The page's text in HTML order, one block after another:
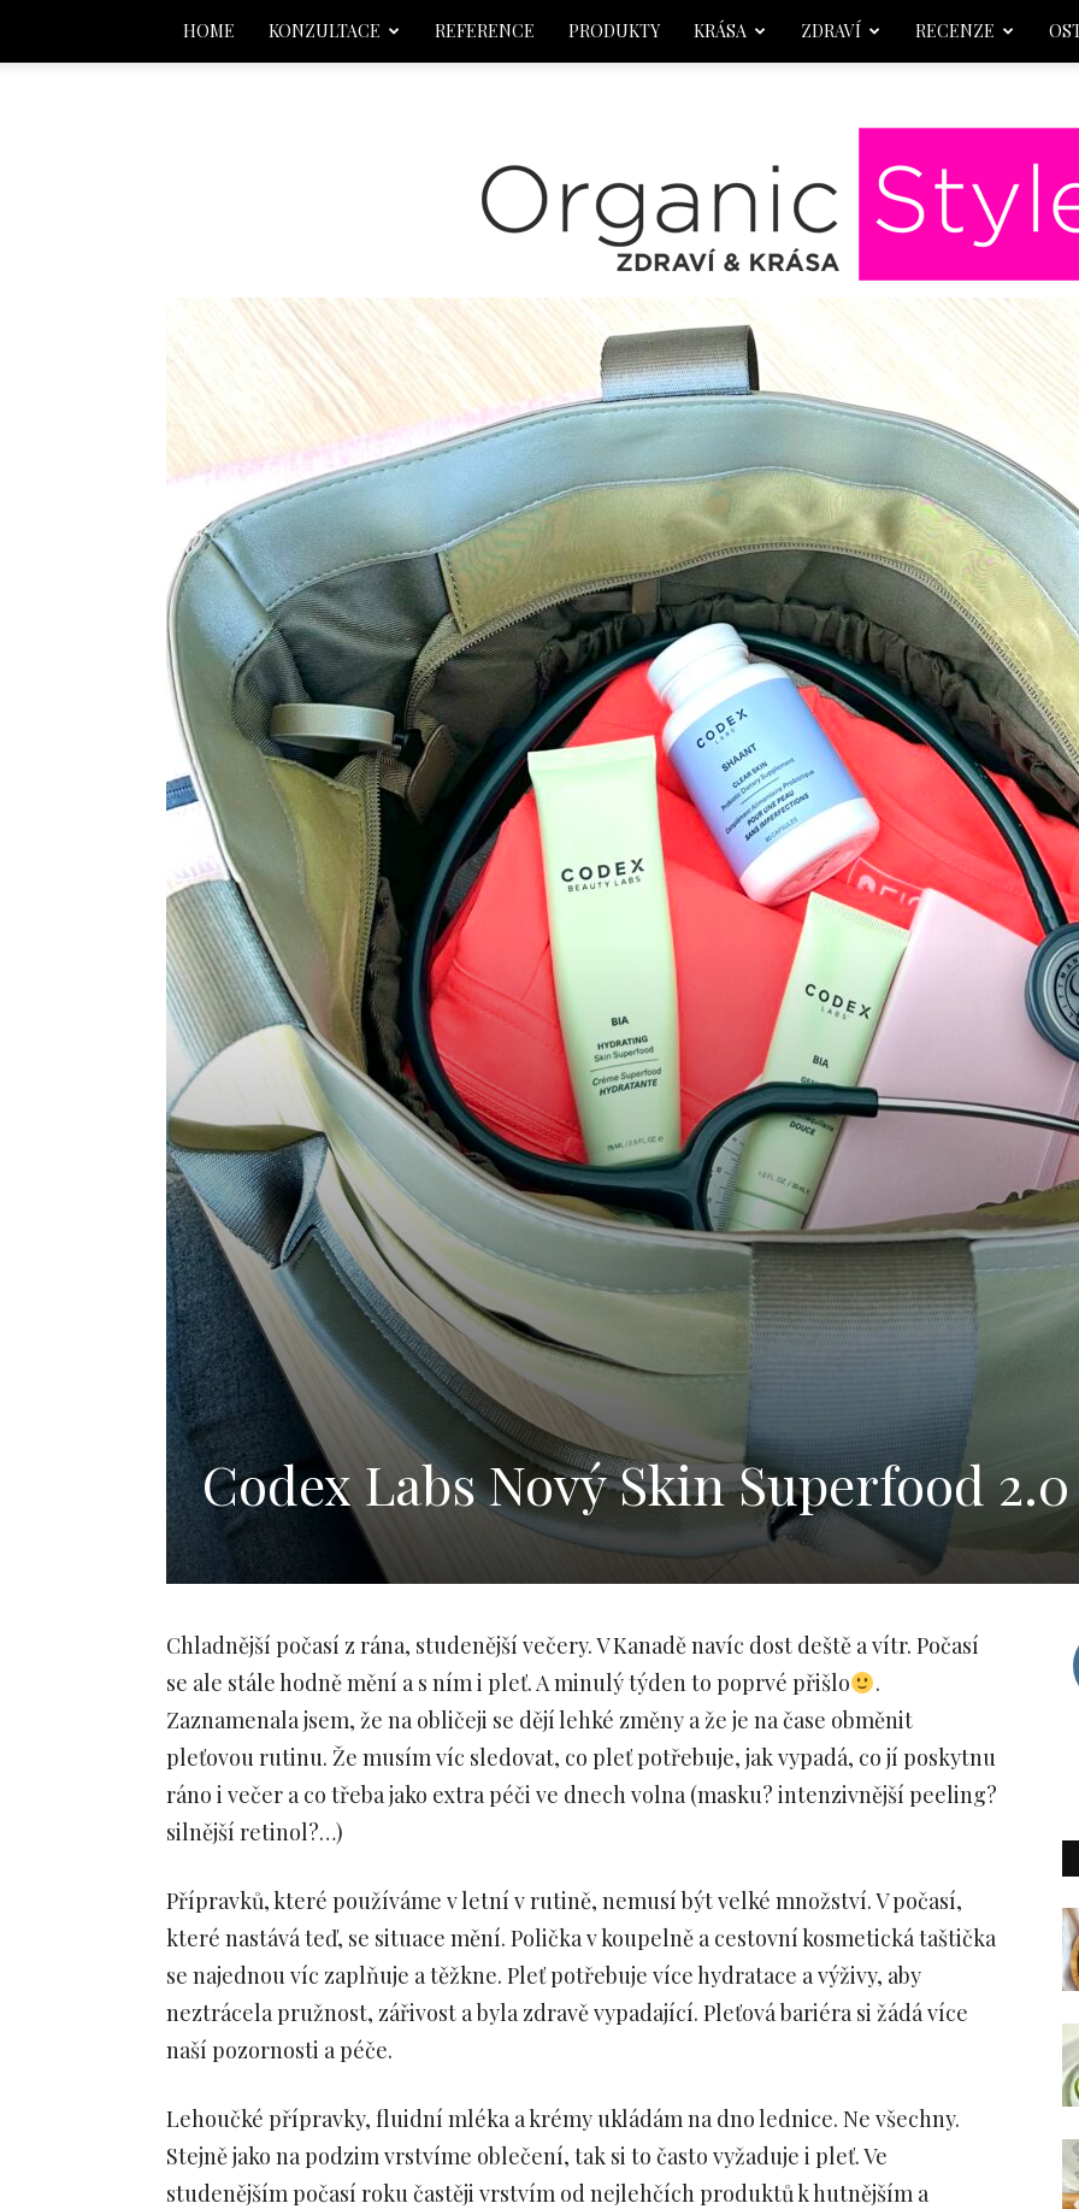
HOME KONZULTACE REFERENCE PRODUKTY KRÁSA ZDRAVÍ RECENZE
OrganicStyle
Codex Labs Nový Skin Superfood
Chladnější počasí z rána, studenější večery. V Kanadě navíc dost deště a vítr. Počasí
se ale stále hodně mění a s ním i pleť. A minulý týden to poprvé přišlo
.
Zaznamenala jsem, že na obličeji se dějí lehké změny a že je na čase obměnit
pleťovou rutinu. Že musím víc sledovat, co pleť potřebuje, jak vypadá, co jí poskytnu
ráno i večer a co třeba jako extra péči ve dnech volna (masku? intenzivnější peeling?
silnější retinol?…)
Přípravků, které používáme v letní v rutině, nemusí být velké množství. V počasí,
které nastává teď, se situace mění. Polička v koupelně a cestovní kosmetická taštička
se najednou víc zaplňuje a těžkne. Pleť potřebuje více hydratace a výživy, aby
neztrácela pružnost, zářivost a byla zdravě vypadající. Pleťová bariéra si žádá více
naší pozornosti a péče.
Lehoučké přípravky, fluidní mléka a krémy ukládám na dno lednice. Ne všechny.
Stejně jako na podzim vrstvíme oblečení, tak si to často vyžaduje i pleť. Ve
studenějším počasí roku častěji vrstvím od nejlehčích produktů k hutnějším a